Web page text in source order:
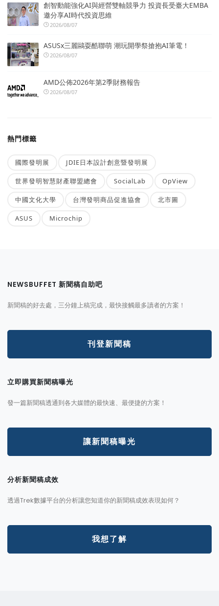
創智動能強化AI與經營雙軸競爭力 投資長受臺大EMBA
邀分享AI時代投資思維
2026/08/07
ASUSx三麗鷗耍酷聯萌 潮玩開學祭搶抱AI筆電！
2026/08/07
AMD公佈2026年第2季財務報告
2026/08/07
熱門標籤
國際發明展 JDIE日本設計創意暨發明展
世界發明智慧財產聯盟總會 SocialLab OpView
中國文化大學 台灣發明商品促進協會 北市圖
ASUS Microchip
NEWSBUFFET 新聞稿自助吧
新聞稿的好去處，三分鐘上稿完成，最快接觸最多讀者的方案！
刊登新聞稿
立即購買新聞稿曝光
發一篇新聞稿透通到各大媒體的最快速、最便捷的方案！
讓新聞稿曝光
分析新聞稿成效
透過Trek數據平台的分析讓您知道你的新聞稿成效表現如何？
我想了解